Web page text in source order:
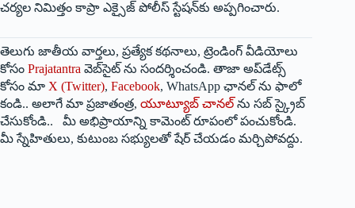
చర్యల నిమిత్తం కాప్రా ఎక్సైజ్‌ ‌పోలీస్‌ ‌స్టేషన్‌కు అప్పగించారు.
తెలుగు జాతీయ వార్తలు, ప్రత్యేక కథనాలు, ట్రెండింగ్ వీడియోలు
కోసం Prajatantra వెబ్‌సైట్ ను సందర్శించండి. తాజా అప్‌డేట్స్
కోసం మా X (Twitter), Facebook, WhatsApp ఛానల్ ను ఫాలో
కండి.. అలాగే మా ప్రజాతంత్ర, యూట్యూబ్ చానల్ ను సబ్ స్క్రైబ్
చేసుకోండి.. మీ అభిప్రాయాన్ని కామెంట్ రూపంలో పంచుకోండి.
మీ స్నేహితులు, కుటుంబ సభ్యులతో షేర్ చేయడం మర్చిపోవద్దు.